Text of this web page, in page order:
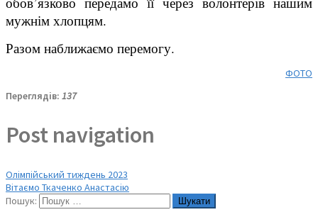
мужнім хлопцям.
Разом наближаємо перемогу.
ФОТО
Переглядів: 137
Post navigation
Олімпійський тиждень 2023
Вітаємо Ткаченко Анастасію
Пошук: